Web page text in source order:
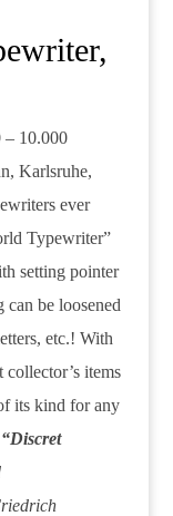
– 10.000
Karlsruhe,
ever
Typewriter”
setting pointer
be loosened
etc.! With
items
its kind for any